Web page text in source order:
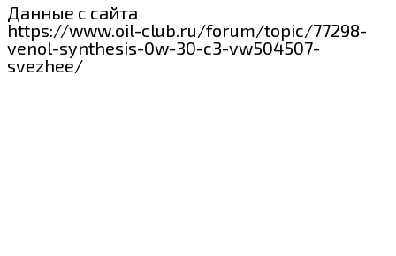
Данные с сайта
https://www.oil-club.ru/forum/topic/77298-
venol-synthesis-0w-30-c3-vw504507-
svezhee/